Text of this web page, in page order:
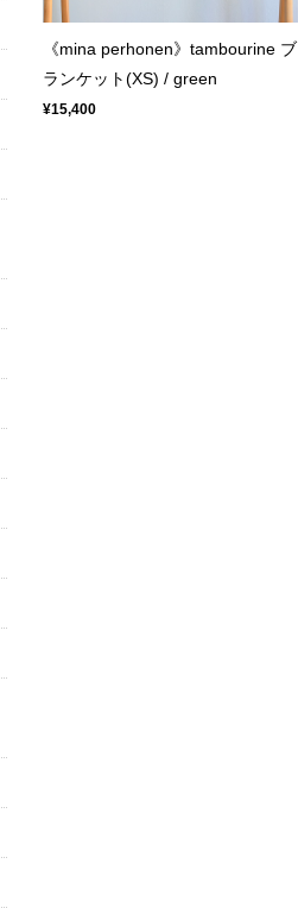
《mina perhonen》tambourine ブ
ランケット(XS) / green
¥15,400